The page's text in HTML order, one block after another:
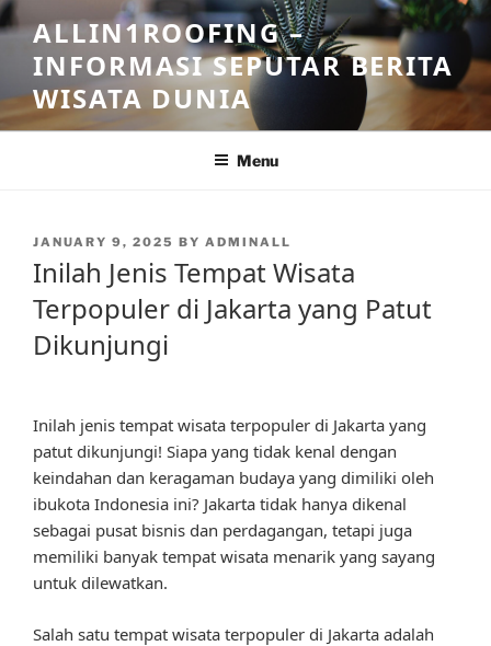
Skip
to
content
ALLIN1ROOFING –
INFORMASI SEPUTAR BERITA
WISATA DUNIA
Menu
POSTED
JANUARY 9, 2025 BY ADMINALL
Inilah Jenis Tempat Wisata
Terpopuler di Jakarta yang Patut
Dikunjungi
Inilah jenis tempat wisata terpopuler di Jakarta yang
patut dikunjungi! Siapa yang tidak kenal dengan
keindahan dan keragaman budaya yang dimiliki oleh
ibukota Indonesia ini? Jakarta tidak hanya dikenal
sebagai pusat bisnis dan perdagangan, tetapi juga
memiliki banyak tempat wisata menarik yang sayang
untuk dilewatkan.
Salah satu tempat wisata terpopuler di Jakarta adalah